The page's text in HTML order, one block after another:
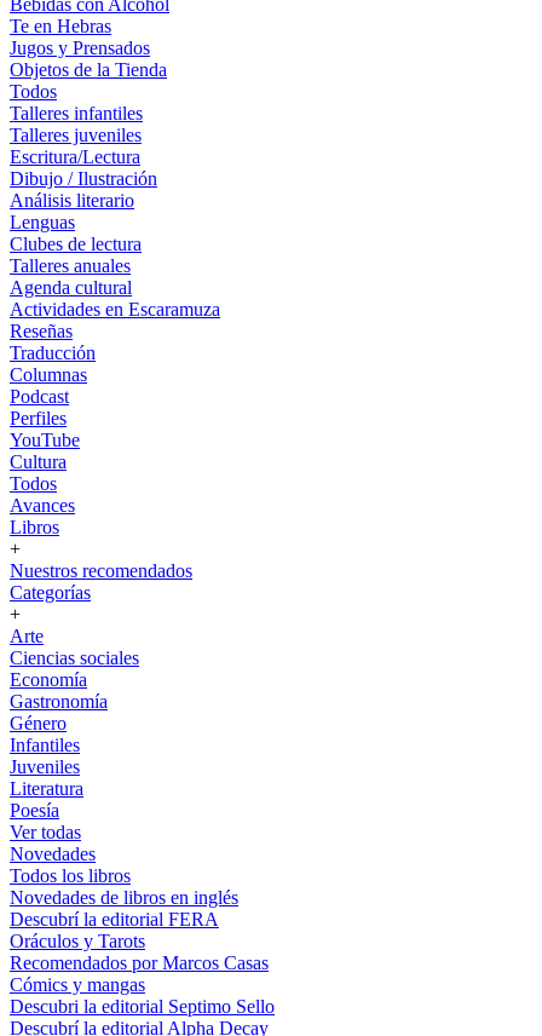
Bebidas con Alcohol
Te en Hebras
Jugos y Prensados
Objetos de la Tienda
Todos
Talleres infantiles
Talleres juveniles
Escritura/Lectura
Dibujo / Ilustración
Análisis literario
Lenguas
Clubes de lectura
Talleres anuales
Agenda cultural
Actividades en Escaramuza
Reseñas
Traducción
Columnas
Podcast
Perfiles
YouTube
Cultura
Todos
Avances
Libros
+
Nuestros recomendados
Categorías
+
Arte
Ciencias sociales
Economía
Gastronomía
Género
Infantiles
Juveniles
Literatura
Poesía
Ver todas
Novedades
Todos los libros
Novedades de libros en inglés
Descubrí la editorial FERA
Oráculos y Tarots
Recomendados por Marcos Casas
Cómics y mangas
Descubri la editorial Septimo Sello
Descubrí la editorial Alpha Decay